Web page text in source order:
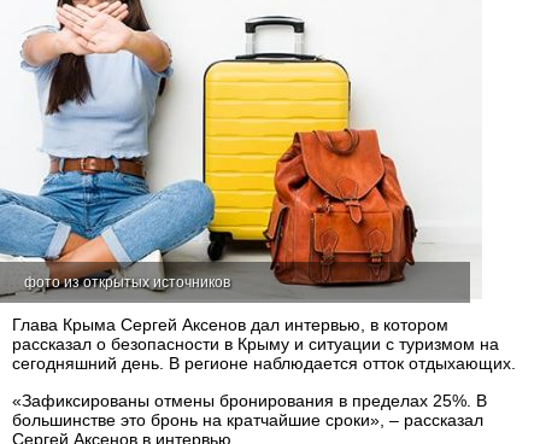
фото из открытых источников
Глава Крыма Сергей Аксенов дал интервью, в котором
рассказал о безопасности в Крыму и ситуации с туризмом на
сегодняшний день. В регионе наблюдается отток отдыхающих.
«Зафиксированы отмены бронирования в пределах 25%. В
большинстве это бронь на кратчайшие сроки», – рассказал
Сергей Аксенов в интервью.